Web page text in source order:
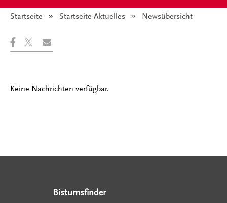
Startseite Startseite Aktuelles Angezeigt:
Newsübersicht
Keine Nachrichten verfügbar.
Bistumsfinder